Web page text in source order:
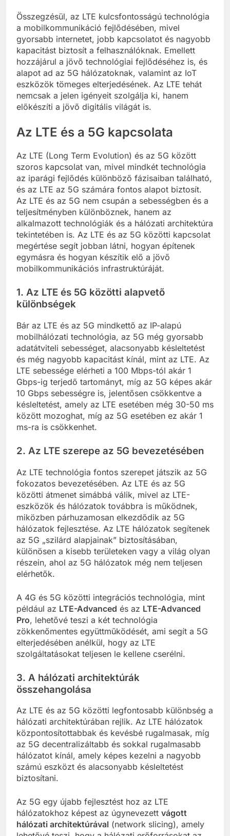
Összegzésül, az LTE kulcsfontosságú technológia
a mobilkommunikáció fejlődésében, mivel
gyorsabb internetet, jobb kapcsolatot és nagyobb
kapacitást biztosít a felhasználóknak. Emellett
hozzájárul a jövő technológiai fejlődéséhez is, és
alapot ad az 5G hálózatoknak, valamint az IoT
eszközök tömeges elterjedésének. Az LTE tehát
nemcsak a jelen igényeit szolgálja ki, hanem
előkészíti a jövő digitális világát is.
Az LTE és a 5G kapcsolata
Az LTE (Long Term Evolution) és az 5G között
szoros kapcsolat van, mivel mindkét technológia
az iparági fejlődés különböző fázisaiban található,
és az LTE az 5G számára fontos alapot biztosít.
Az LTE és az 5G nem csupán a sebességben és a
teljesítményben különböznek, hanem az
alkalmazott technológiák és a hálózati architektúra
tekintetében is. Az LTE és az 5G közötti kapcsolat
megértése segít jobban látni, hogyan építenek
egymásra és hogyan készítik elő a jövő
mobilkommunikációs infrastruktúráját.
1. Az LTE és 5G közötti alapvető
különbségek
Bár az LTE és az 5G mindkettő az IP-alapú
mobilhálózati technológia, az 5G még gyorsabb
adatátviteli sebességet, alacsonyabb késleltetést
és még nagyobb kapacitást kínál, mint az LTE. Az
LTE sebessége elérheti a 100 Mbps-tól akár 1
Gbps-ig terjedő tartományt, míg az 5G képes akár
10 Gbps sebességre is, jelentősen csökkentve a
késleltetést, amely az LTE esetében még 30-50 ms
között mozoghat, míg az 5G esetében ez akár 1
ms-ra is csökkenhet.
2. Az LTE szerepe az 5G bevezetésében
Az LTE technológia fontos szerepet játszik az 5G
fokozatos bevezetésében. Az LTE és az 5G
közötti átmenet simábbá válik, mivel az LTE-
eszközök és hálózatok továbbra is működnek,
miközben párhuzamosan elkezdődik az 5G
hálózatok fejlesztése. Az LTE hálózatok segítenek
az 5G „szilárd alapjainak” biztosításában,
különösen a kisebb területeken vagy a világ olyan
részein, ahol az 5G hálózatok még nem teljesen
elérhetők.
A 4G és 5G közötti integrációs technológia, mint
például az LTE-Advanced és az LTE-Advanced
Pro, lehetővé teszi a két technológia
zökkenőmentes együttműködését, ami segít a 5G
elterjedésében anélkül, hogy az LTE
szolgáltatásokat teljesen le kellene cserélni.
3. A hálózati architektúrák
összehangolása
Az LTE és az 5G közötti legfontosabb különbség a
hálózati architektúrában rejlik. Az LTE hálózatok
központosítottabbak és kevésbé rugalmasak, míg
az 5G decentralizáltabb és sokkal rugalmasabb
hálózatot kínál, amely képes kezelni a nagyobb
számú eszközt és alacsonyabb késleltetést
biztosítani.
Az 5G egy újabb fejlesztést hoz az LTE
hálózatokhoz képest az úgynevezett vágott
hálózati architektúrával (network slicing), amely